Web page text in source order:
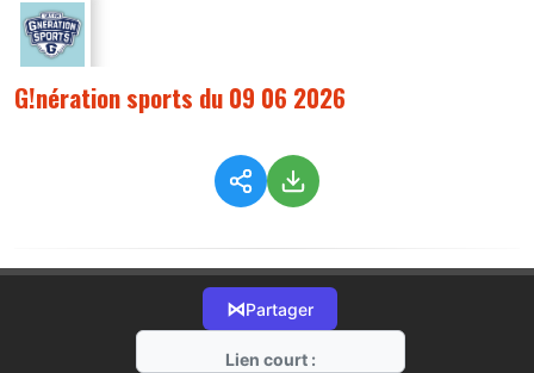
G!nération sports du 09 06 2026
⋈Partager
Lien court :